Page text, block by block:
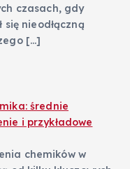
czasach, gdy
się nieodłączną
[…]
średnie
i przykładowe
chemików w